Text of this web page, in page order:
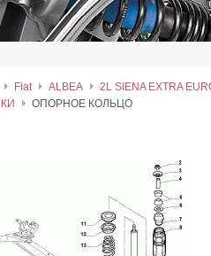
Fiat ALBEA 2L SIENA EXTRA
ОПОРНОЕ КОЛЬЦО